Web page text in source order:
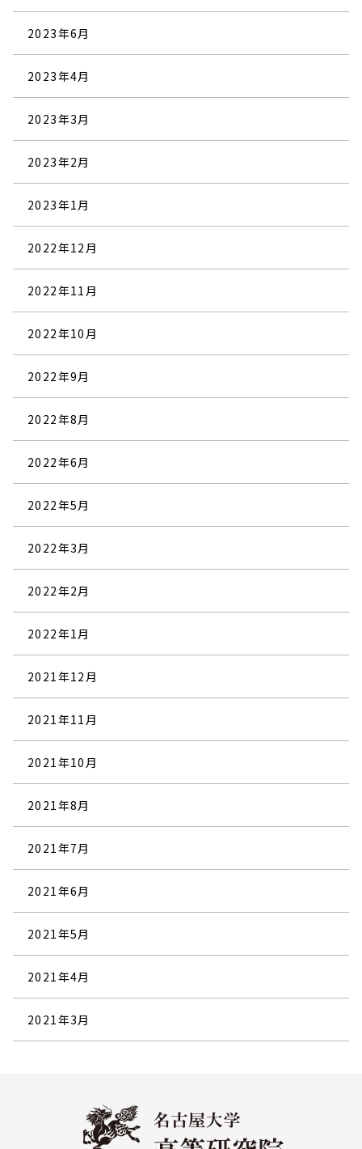
2023年6月
2023年4月
2023年3月
2023年2月
2023年1月
2022年12月
2022年11月
2022年10月
2022年9月
2022年8月
2022年6月
2022年5月
2022年3月
2022年2月
2022年1月
2021年12月
2021年11月
2021年10月
2021年8月
2021年7月
2021年6月
2021年5月
2021年4月
2021年3月